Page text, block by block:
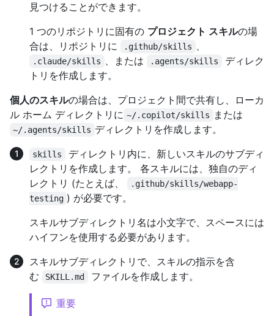
見つけることができます。
1 つのリポジトリに固有の プロジェクト スキルの場
合は、リポジトリに
.github/skills 、
.claude/skills 、または .agents/skills
ディレク
トリを作成します。
個人のスキルの場合は、プロジェクト間で共有し、ローカ
ル ホーム ディレクトリに ~/.copilot/skills または
~/.agents/skills ディレクトリを作成します。
skills
ディレクトリ内に、新しいスキルのサブディ
レクトリを作成します。 各スキルには、独自のディ
レクトリ (たとえば、
.github/skills/webapp-
testing ) が必要です。
スキルサブディレクトリ名は小文字で、スペースには
ハイフンを使用する必要があります。
スキルサブディレクトリで、スキルの指示を含
む
SKILL.md ファイルを作成します。
重要